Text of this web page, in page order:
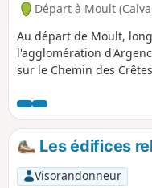
Départ à Moult
Au départ de Moult,
l'agglomération
sur le Chemin des
boisés et vous
circuit champêtre en
Muance.Les édifices
Visorandonneur